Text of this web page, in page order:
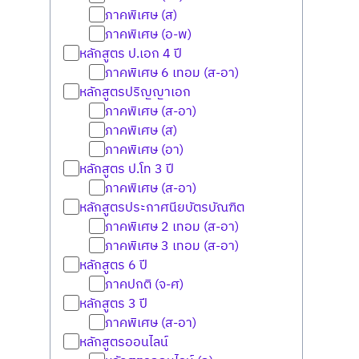
ภาคพิเศษ (ส)
ภาคพิเศษ (อ-พ)
หลักสูตร ป.เอก 4 ปี
ภาคพิเศษ 6 เทอม (ส-อา)
หลักสูตรปริญญาเอก
ภาคพิเศษ (ส-อา)
ภาคพิเศษ (ส)
ภาคพิเศษ (อา)
หลักสูตร ป.โท 3 ปี
ภาคพิเศษ (ส-อา)
หลักสูตรประกาศนียบัตรบัณฑิต
ภาคพิเศษ 2 เทอม (ส-อา)
ภาคพิเศษ 3 เทอม (ส-อา)
หลักสูตร 6 ปี
ภาคปกติ (จ-ศ)
หลักสูตร 3 ปี
ภาคพิเศษ (ส-อา)
หลักสูตรออนไลน์